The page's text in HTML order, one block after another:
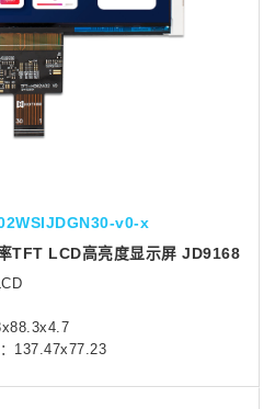
v0-x
TFT LCD高亮度显示屏 JD9168
137.47x77.23